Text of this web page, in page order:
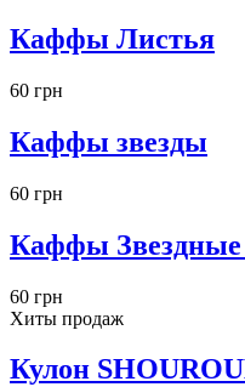
Каффы Листья
60 грн
Каффы звезды
60 грн
Каффы
60 грн
Хиты продаж
Кулон